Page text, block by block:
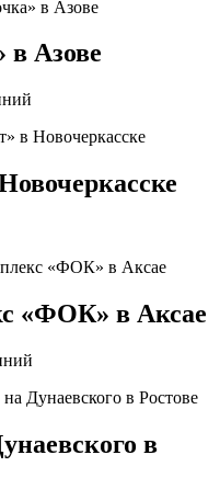
в Азове
«ФОК» в Аксае
в